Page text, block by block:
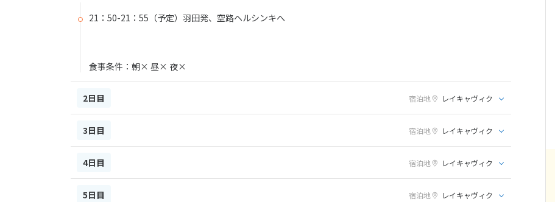
21：50-21：55（予定）羽田発、空路ヘルシンキへ
食事条件：朝× 昼× 夜×
2日目 宿泊地 レイキャヴィク
3日目 宿泊地 レイキャヴィク
4日目 宿泊地 レイキャヴィク
5日目 宿泊地 レイキャヴィク